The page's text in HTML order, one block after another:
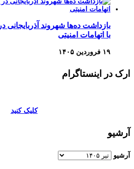
بازداشت ده‌ها شهروند آذربایجانی
با اتهامات امنیتی
۱۹ فروردین ۱۴۰۵
ارک در اینستاگرام
کلیک کنید
آرشیو
آرشیو